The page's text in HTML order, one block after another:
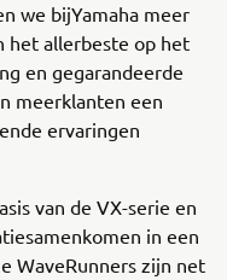
we bijYamaha meer
het allerbeste op het
en gegarandeerde
meerklanten een
ervaringen
van de VX-serie en
in een
WaveRunners zijn net